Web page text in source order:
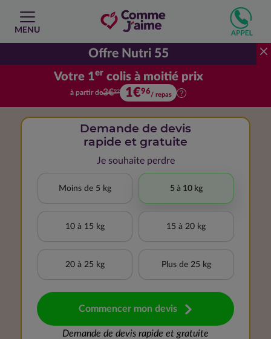
MENU
Offre Nutri 55
Votre 1er colis à moitié prix
Votre premier colis à moitié prix.
à partir de3€92 1€96/ repas
Demande de devis
rapide et gratuite
Je souhaite perdre
Moins de 5 kg 5 à 10 kg
10 à 15 kg 15 à 20 kg
20 à 25 kg Plus de 25 kg
Commencer mon devis
Demande de devis rapide et gratuite